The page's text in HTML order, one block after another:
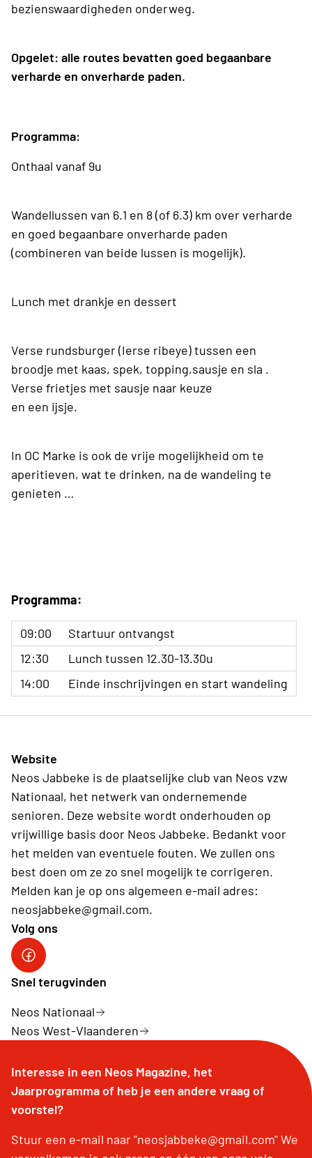
bezienswaardigheden onderweg.
Opgelet: alle routes bevatten goed begaanbare
verharde en onverharde paden.
Programma:
Onthaal vanaf 9u
Wandellussen van 6.1 en 8 (of 6.3) km over verharde
en goed begaanbare onverharde paden
(combineren van beide lussen is mogelijk).
Lunch met drankje en dessert
Verse rundsburger (Ierse ribeye) tussen een
broodje met kaas, spek, topping,sausje en sla .
Verse frietjes met sausje naar keuze
en een ijsje.
In OC Marke is ook de vrije mogelijkheid om te
aperitieven, wat te drinken, na de wandeling te
genieten …
Programma:
09:00
Startuur ontvangst
12:30
Lunch tussen 12.30-13.30u
14:00
Einde inschrijvingen en start wandeling
Website
Neos Jabbeke is de plaatselijke club van Neos vzw
Nationaal, het netwerk van ondernemende
senioren. Deze website wordt onderhouden op
vrijwillige basis door Neos Jabbeke. Bedankt voor
het melden van eventuele fouten. We zullen ons
best doen om ze zo snel mogelijk te corrigeren.
Melden kan je op ons algemeen e-mail adres:
neosjabbeke@gmail.com.
Volg ons
Facebook Neos Jabbeke
Snel terugvinden
Neos Nationaal
Neos West-Vlaanderen
Interesse in een Neos Magazine, het
Jaarprogramma of heb je een andere vraag of
voorstel?
Stuur een e-mail naar "neosjabbeke@gmail.com" We